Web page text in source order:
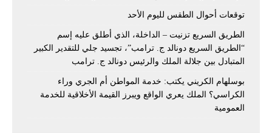
توقعات أحوال الطقس لليوم الأحد
الطريق السريع تزنيت – الداخلة، الذي أطلق عليه إسم
“الطريق السريع دونالد ج. ترامب”، تجسيد جلي للتقدير الكبير
المتبادل بين جلالة الملك والرئيس دونالد ج. ترامب
بوسلهام الكريني يكتب: خدمة المواطن أم الجري وراء
الكراسي؟ الملك يعري الواقع ويبرز القيمة الأخلاقية للخدمة
العمومية